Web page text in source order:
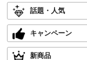
話題・人気
キャンペーン
新商品